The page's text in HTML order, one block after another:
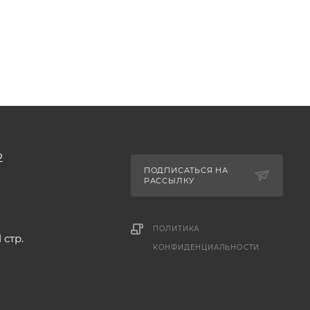
стр.
ПОДПИСАТЬСЯ НА
РАССЫЛКУ
ПОЛИТИКА
КОНФИДЕНЦИАЛЬНОСТИ